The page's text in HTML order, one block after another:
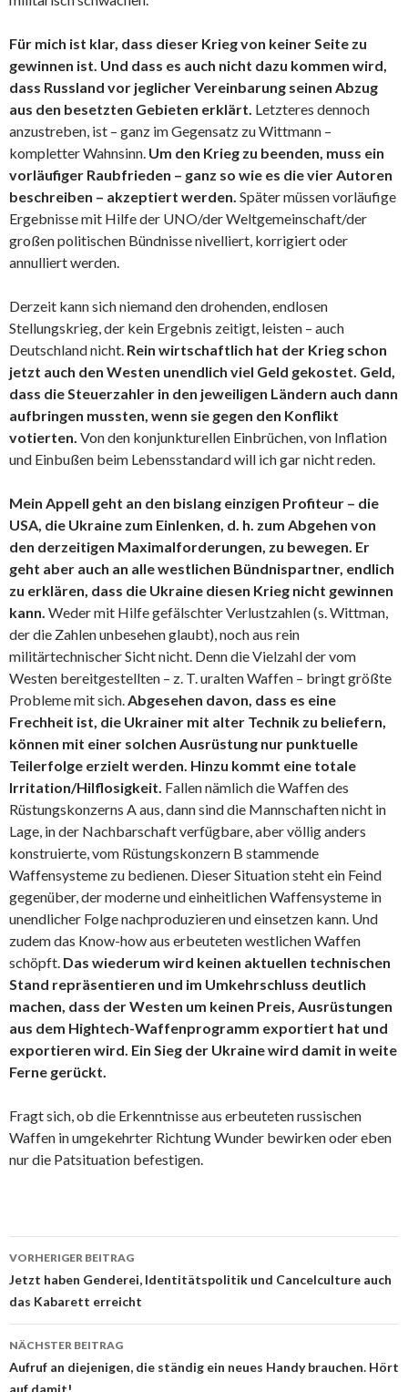
Für mich ist klar, dass dieser Krieg von keiner Seite zu
gewinnen ist. Und dass es auch nicht dazu kommen wird,
dass Russland vor jeglicher Vereinbarung seinen Abzug
aus den besetzten Gebieten erklärt. Letzteres dennoch
anzustreben, ist – ganz im Gegensatz zu Wittmann –
kompletter Wahnsinn. Um den Krieg zu beenden, muss ein
vorläufiger Raubfrieden – ganz so wie es die vier Autoren
beschreiben – akzeptiert werden. Später müssen vorläufige
Ergebnisse mit Hilfe der UNO/der Weltgemeinschaft/der
großen politischen Bündnisse nivelliert, korrigiert oder
annulliert werden.
Derzeit kann sich niemand den drohenden, endlosen
Stellungskrieg, der kein Ergebnis zeitigt, leisten – auch
Deutschland nicht. Rein wirtschaftlich hat der Krieg schon
jetzt auch den Westen unendlich viel Geld gekostet. Geld,
dass die Steuerzahler in den jeweiligen Ländern auch dann
aufbringen mussten, wenn sie gegen den Konflikt
votierten. Von den konjunkturellen Einbrüchen, von Inflation
und Einbußen beim Lebensstandard will ich gar nicht reden.
Mein Appell geht an den bislang einzigen Profiteur – die
USA, die Ukraine zum Einlenken, d. h. zum Abgehen von
den derzeitigen Maximalforderungen, zu bewegen. Er
geht aber auch an alle westlichen Bündnispartner, endlich
zu erklären, dass die Ukraine diesen Krieg nicht gewinnen
kann. Weder mit Hilfe gefälschter Verlustzahlen (s. Wittman,
der die Zahlen unbesehen glaubt), noch aus rein
militärtechnischer Sicht nicht. Denn die Vielzahl der vom
Westen bereitgestellten – z. T. uralten Waffen – bringt größte
Probleme mit sich.Abgesehen davon, dass es eine
Frechheit ist, die Ukrainer mit alter Technik zu beliefern,
können mit einer solchen Ausrüstung nur punktuelle
Teilerfolge erzielt werden. Hinzu kommt eine totale
Irritation/Hilflosigkeit. Fallen nämlich die Waffen des
Rüstungskonzerns A aus, dann sind die Mannschaften nicht in
Lage, in der Nachbarschaft verfügbare, aber völlig anders
konstruierte, vom Rüstungskonzern B stammende
Waffensysteme zu bedienen. Dieser Situation steht ein Feind
gegenüber, der moderne und einheitlichen Waffensysteme in
unendlicher Folge nachproduzieren und einsetzen kann. Und
zudem das Know-how aus erbeuteten westlichen Waffen
schöpft. Das wiederum wird keinen aktuellen technischen
Stand repräsentieren und im Umkehrschluss deutlich
machen, dass der Westen um keinen Preis, Ausrüstungen
aus dem Hightech-Waffenprogramm exportiert hat und
exportieren wird. Ein Sieg der Ukraine wird damit in weite
Ferne gerückt.
Fragt sich, ob die Erkenntnisse aus erbeuteten russischen
Waffen in umgekehrter Richtung Wunder bewirken oder eben
nur die Patsituation befestigen.
Beitrags-
Navigation
VORHERIGER BEITRAG
Jetzt haben Genderei, Identitätspolitik und Cancelculture auch
das Kabarett erreicht
NÄCHSTER BEITRAG
Aufruf an diejenigen, die ständig ein neues Handy brauchen. Hört
auf damit!